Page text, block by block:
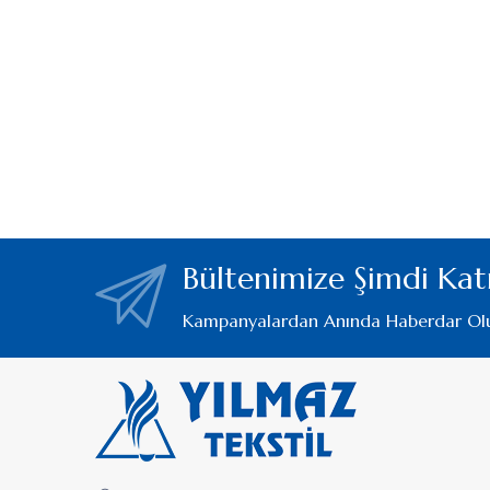
Bültenimize Şimdi
Kampanyalardan Anında Haberdar